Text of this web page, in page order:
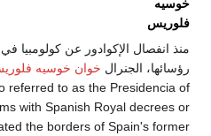
الجنرالخوان خوسيه فلوريس،
Quito, also referred to as the
his claims with Spanish Royal
delineated the borders of